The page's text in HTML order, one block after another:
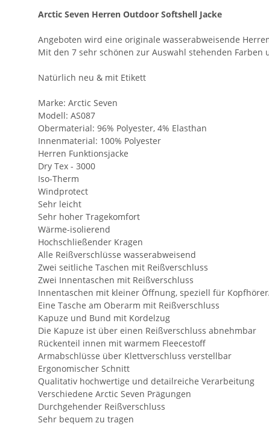
Arctic Seven Herren Outdoor Softshell Jacke
Angeboten wird eine originale wasserabweisende
Mit den 7 sehr schönen zur Auswahl stehenden Farben
Natürlich neu & mit Etikett
Marke: Arctic Seven
Modell: AS087
Obermaterial: 96% Polyester, 4% Elasthan
Innenmaterial: 100% Polyester
Herren Funktionsjacke
Dry Tex - 3000
Iso-Therm
Windprotect
Sehr leicht
Sehr hoher Tragekomfort
Wärme-isolierend
Hochschließender Kragen
Alle Reißverschlüsse wasserabweisend
Zwei seitliche Taschen mit Reißverschluss
Zwei Innentaschen mit Reißverschluss
Innentaschen mit kleiner Öffnung, speziell für
Eine Tasche am Oberarm mit Reißverschluss
Kapuze und Bund mit Kordelzug
Die Kapuze ist über einen Reißverschluss abnehmbar
Rückenteil innen mit warmem Fleecestoff
Armabschlüsse über Klettverschluss verstellbar
Ergonomischer Schnitt
Qualitativ hochwertige und detailreiche Verarbeitung
Verschiedene Arctic Seven Prägungen
Durchgehender Reißverschluss
Sehr bequem zu tragen